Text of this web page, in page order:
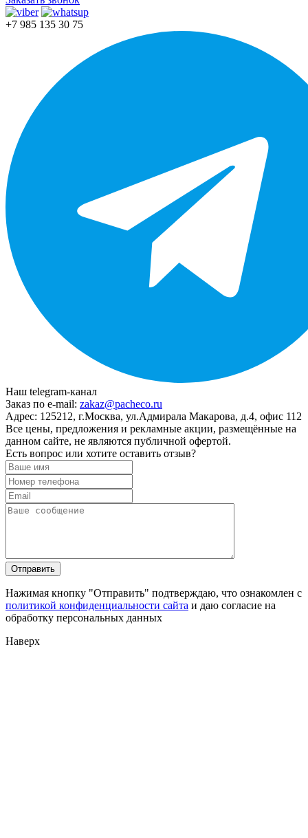
+7 985 135 30 75
Наш telegram-канал
Заказ по e-mail: zakaz@pacheco.ru
Адрес: 125212, г.Москва, ул.Адмирала Макарова, д.4, офис 112
Все цены, предложения и рекламные акции, размещённые на
данном сайте, не являются публичной офертой.
Есть вопрос или хотите оставить отзыв?
Нажимая кнопку "Отправить" подтверждаю, что ознакомлен с
политикой конфиденциальности сайта и даю согласие на
обработку персональных данных
Наверх